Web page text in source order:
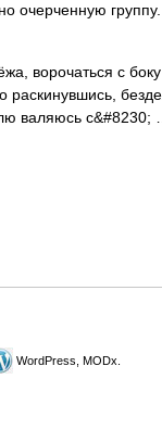
группу.
ворочаться с
раскинувшись,
валяюсь с&#8230; …
WordPress, MODx.